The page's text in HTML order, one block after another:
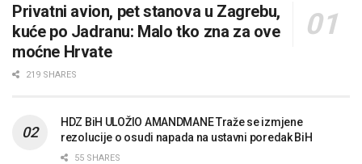
Privatni avion, pet stanova u Zagrebu,
kuće po Jadranu: Malo tko zna za ove
moćne Hrvate
219 SHARES
HDZ BiH ULOŽIO AMANDMANE Traže se izmjene
rezolucije o osudi napada na ustavni poredak BiH
55 SHARES